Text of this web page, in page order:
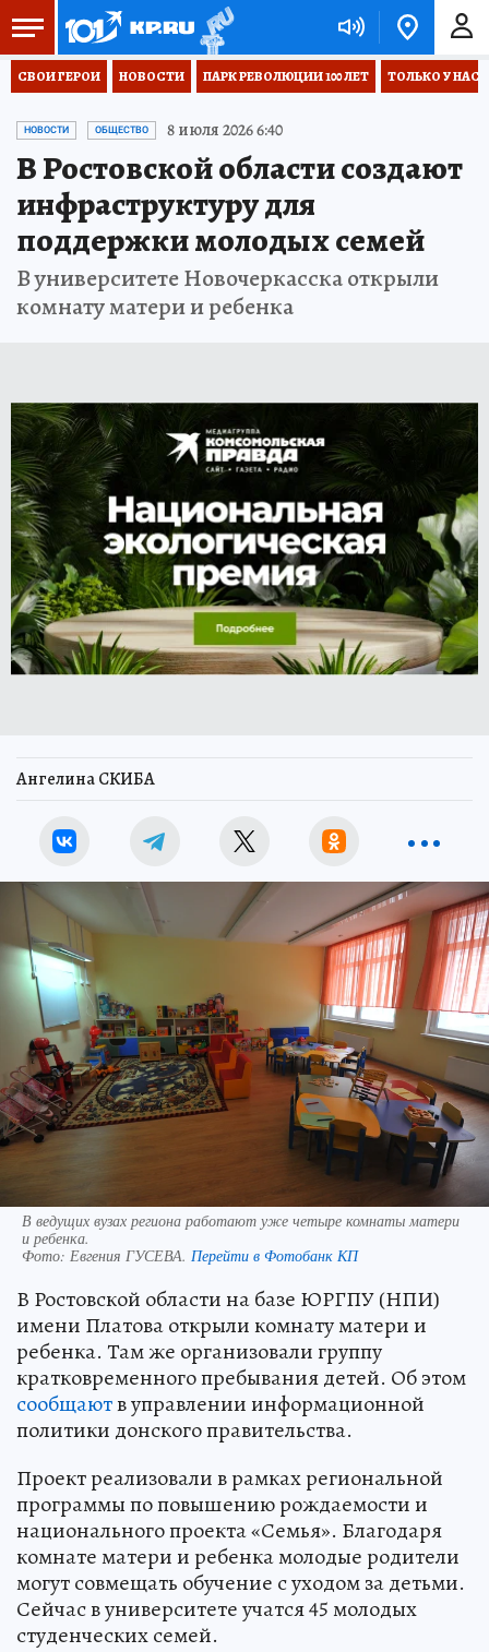
СВОИ ГЕРОИ НОВОСТИ ПАРК РЕВОЛЮЦИИ 100 ЛЕТ ТОЛЬКО У НАС
НОВОСТИ ОБЩЕСТВО 8 июля 2026 6:40
В Ростовской области создают
инфраструктуру для
поддержки молодых семей
В университете Новочеркасска открыли
комнату матери и ребенка
Ангелина СКИБА
В ведущих вузах региона работают уже четыре комнаты матери
и ребенка.
Фото: Евгения ГУСЕВА. Перейти в Фотобанк КП
В Ростовской области на базе ЮРГПУ (НПИ)
имени Платова открыли комнату матери и
ребенка. Там же организовали группу
кратковременного пребывания детей. Об этом
сообщаютв управлении информационной
политики донского правительства.
Проект реализовали в рамках региональной
программы по повышению рождаемости и
национального проекта «Семья». Благодаря
комнате матери и ребенка молодые родители
могут совмещать обучение с уходом за детьми.
Сейчас в университете учатся 45 молодых
студенческих семей.